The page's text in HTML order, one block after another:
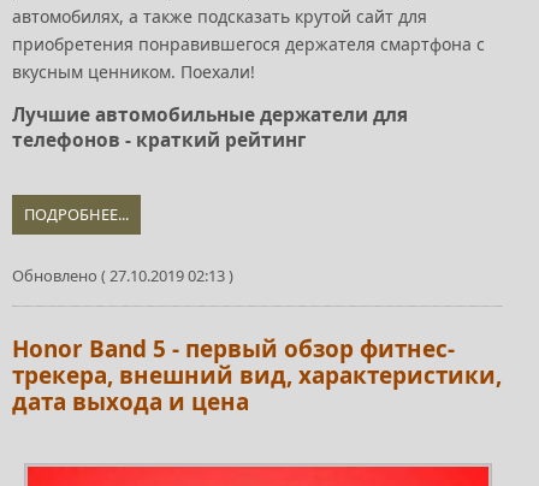
автомобилях, а также подсказать крутой сайт для
приобретения понравившегося держателя смартфона с
вкусным ценником. Поехали!
Лучшие автомобильные держатели для
телефонов - краткий рейтинг
ПОДРОБНЕЕ...
Обновлено ( 27.10.2019 02:13 )
Honor Band 5 - первый обзор фитнес-
трекера, внешний вид, характеристики,
дата выхода и цена